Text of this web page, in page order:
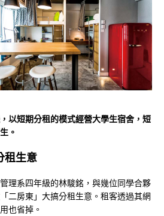
以短期分租的模式經營大學生宿舍，短
。
租生意
理系四年級的林駿銘，與幾位同學合夥
二房東」大搞分租生意。租客透過其網
也省掉。